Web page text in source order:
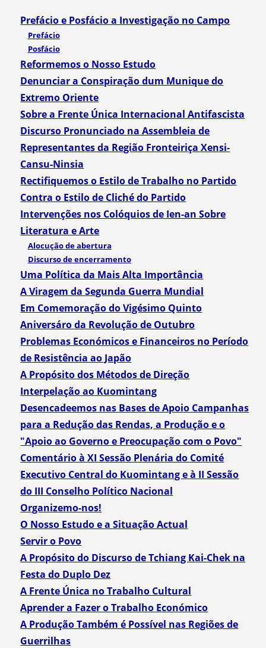
Prefácio e Posfácio a Investigação no Campo
Prefácio
Posfácio
Reformemos o Nosso Estudo
Denunciar a Conspiração dum Munique do
Extremo Oriente
Sobre a Frente Única Internacional Antifascista
Discurso Pronunciado na Assembleia de
Representantes da Região Fronteiriça Xensi-
Cansu-Ninsia
Rectifiquemos o Estilo de Trabalho no Partido
Contra o Estilo de Cliché do Partido
Intervenções nos Colóquios de Ien-an Sobre
Literatura e Arte
Alocução de abertura
Discurso de encerramento
Uma Política da Mais Alta Importância
A Viragem da Segunda Guerra Mundial
Em Comemoração do Vigésimo Quinto
Aniversáro da Revolução de Outubro
Problemas Económicos e Financeiros no Período
de Resistência ao Japão
A Propósito dos Métodos de Direção
Interpelação ao Kuomintang
Desencadeemos nas Bases de Apoio Campanhas
para a Redução das Rendas, a Produção e o
"Apoio ao Governo e Preocupação com o Povo"
Comentário à XI Sessão Plenária do Comité
Executivo Central do Kuomintang e à II Sessão
do III Conselho Político Nacional
Organizemo-nos!
O Nosso Estudo e a Situação Actual
Servir o Povo
A Propósito do Discurso de Tchiang Kai-Chek na
Festa do Duplo Dez
A Frente Única no Trabalho Cultural
Aprender a Fazer o Trabalho Económico
A Produção Também é Possível nas Regiões de
Guerrilhas